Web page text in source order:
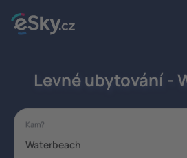
Levné ubytování -